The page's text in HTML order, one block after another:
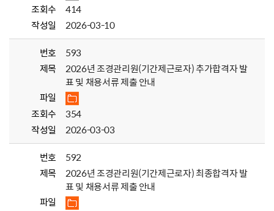
조회수
414
작성일
2026-03-10
번호
593
제목
2026년 조경관리원(기간제근로자) 추가합격자 발
표 및 채용서류 제출 안내
파일
조회수
354
작성일
2026-03-03
번호
592
제목
2026년 조경관리원(기간제근로자) 최종합격자 발
표 및 채용서류 제출 안내
파일